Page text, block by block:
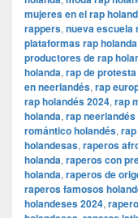
mujeres en el rap
rappers, nueva escuela
plataformas rap holanda
productores de rap
holanda, rap de
en neerlandés, rap
rap holandés 2024, rap
holanda, rap neerlandés
romántico holandés,
holandesas, raperos
holanda, raperos con
holanda, raperos de
raperos famosos
holandeses 2024,